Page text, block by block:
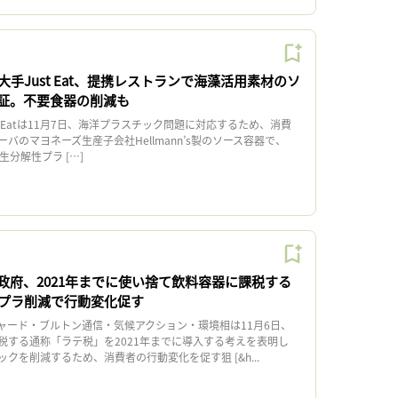
手Just Eat、提携レストランで海藻活用素材のソ
。不要食器の削減も
は11月7日、海洋プラスチック問題に対応するため、消費
バのマヨネーズ生産子会社Hellmann’s製のソース容器で、
分解性プラ […]
府、2021年までに使い捨て飲料容器に課税する
ラ削減で行動変化促す
ド・ブルトン通信・気候アクション・環境相は11月6日、
する通称「ラテ税」を2021年までに導入する考えを表明し
クを削減するため、消費者の行動変化を促す狙 [&h...